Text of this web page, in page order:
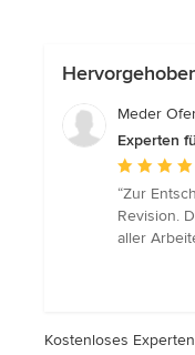
Meder
Experten
Bewertung:
5
von
“Zur
Revision.
aller
Kostenloses